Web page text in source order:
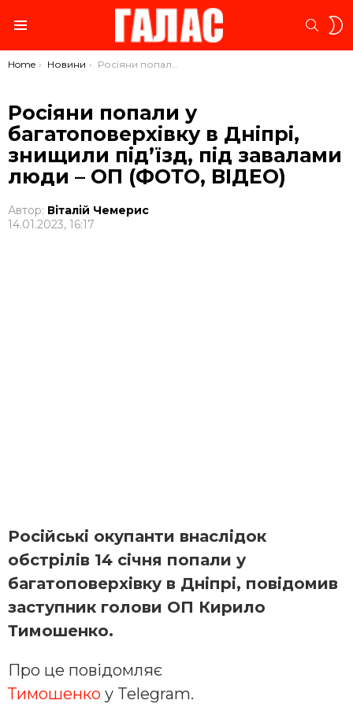
You are here:
Home Новини Росіяни попали у багатоповерхівку в Дніпрі, знищили під’їзд, під завалами люди – ОП (ФОТО, ВІДЕО)
Росіяни попали у
багатоповерхівку в Дніпрі,
знищили під’їзд, під завалами
люди – ОП (ФОТО, ВІДЕО)
Автор: Віталій Чемерис
14.01.2023, 16:17
Російські окупанти внаслідок
обстрілів 14 січня попали у
багатоповерхівку в Дніпрі, повідомив
заступник голови ОП Кирило
Тимошенко.
Про це повідомляє
Тимошенко у Telegram.